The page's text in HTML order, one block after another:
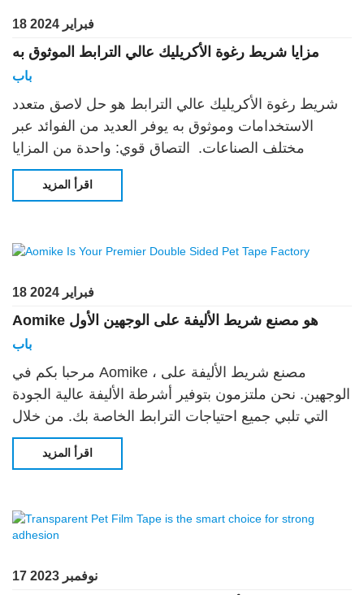
18 فبراير 2024
مزايا شريط رغوة الأكريليك عالي الترابط الموثوق به
باب
شريط رغوة الأكريليك عالي الترابط هو حل لاصق متعدد
الاستخدامات وموثوق به يوفر العديد من الفوائد عبر
مختلف الصناعات. التصاق قوي: واحدة من المزايا
الأساسية للأكريليك عالي الترابط
اقرأ المزيد
18 فبراير 2024
Aomike هو مصنع شريط الأليفة على الوجهين الأول
باب
مرحبا بكم في Aomike ، مصنع شريط الأليفة على
الوجهين. نحن ملتزمون بتوفير أشرطة الأليفة عالية الجودة
التي تلبي جميع احتياجات الترابط الخاصة بك. من خلال
تقنيتنا المتطورة والتزامنا بالتميز ، لدينا
اقرأ المزيد
17 نوفمبر 2023